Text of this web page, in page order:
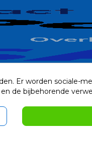
© 2014-2026 Noviostores.nl. Alle
Er worden sociale-
de bijbehorende